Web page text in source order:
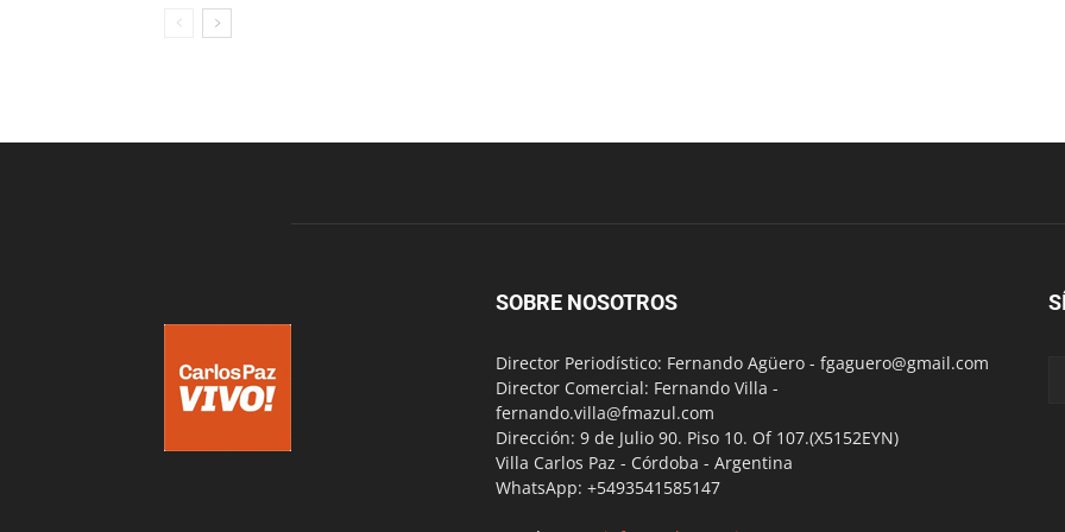
SOBRE NOSOTROS
Director Periodístico: Fernando Agüero - fgaguero@gmail.com
Director Comercial: Fernando Villa -
fernando.villa@fmazul.com
Dirección: 9 de Julio 90. Piso 10. Of 107.(X5152EYN)
Villa Carlos Paz - Córdoba - Argentina
WhatsApp: +5493541585147